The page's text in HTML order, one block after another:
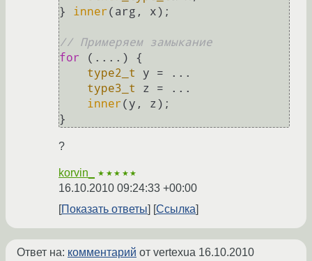
} inner(arg, x);
// Примеряем замыкание
for
(....) {
type2_t
y = ...
type3_t
z = ...
inner(y, z);
?
korvin_ ★★★★★
16.10.2010 09:24:33 +00:00
Показать ответы
Ссылка
Ответ на: комментарий от vertexua 16.10.2010